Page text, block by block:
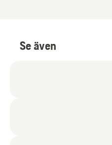
Se även